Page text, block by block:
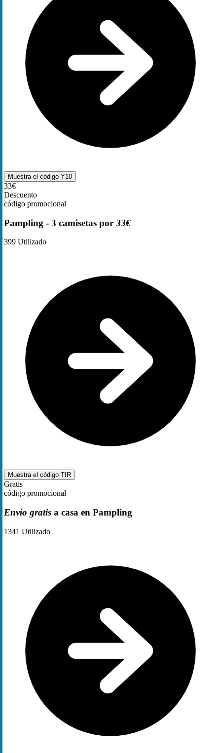
Muestra el código Y10
33€
Descuento
código promocional
Pampling - 3 camisetas por 33€
399 Utilizado
Muestra el código TIR
Gratis
código promocional
Envío gratis a casa en Pampling
1341 Utilizado